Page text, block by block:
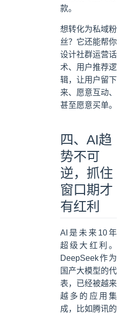
款。
想转化为私域粉
丝？它还能帮你
设计社群运营话
术、用户推荐逻
辑，让用户留下
来、愿意互动、
甚至愿意买单。
四、AI趋
势不可
逆，抓住
窗口期才
有红利
AI是未来10年
超级大红利。
DeepSeek作为
国产大模型的代
表，已经被越来
越多的应用集
成，比如腾讯的